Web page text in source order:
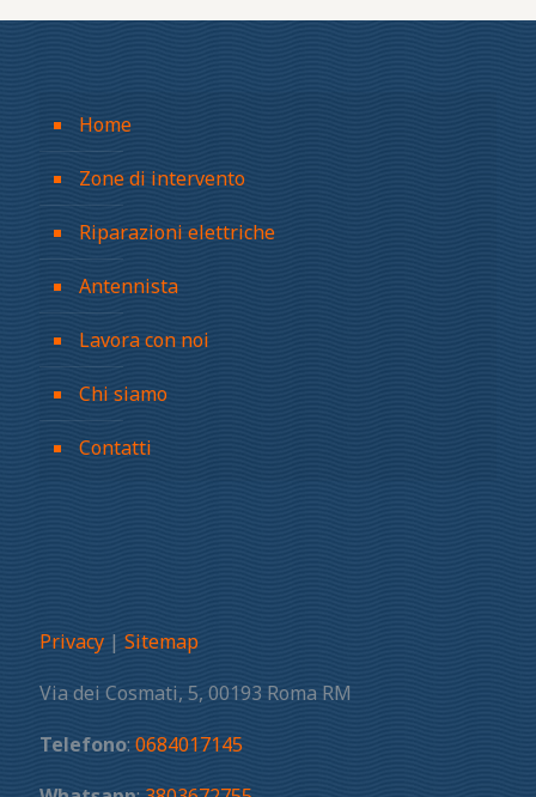
Home
Zone di intervento
Riparazioni elettriche
Antennista
Lavora con noi
Chi siamo
Contatti
Privacy | Sitemap
Via dei Cosmati, 5, 00193 Roma RM
Telefono: 0684017145